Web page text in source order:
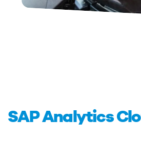
SAP Analytics